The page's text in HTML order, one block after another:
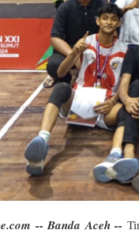
-- Banda Aceh --